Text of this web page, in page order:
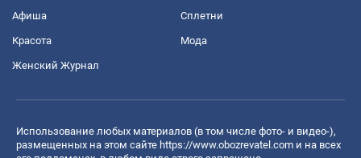
Афиша Сплетни
Красота Мода
Женский Журнал
Использование любых материалов (в том числе фото- и видео-),
размещенных на этом сайте https://www.obozrevatel.com и на всех